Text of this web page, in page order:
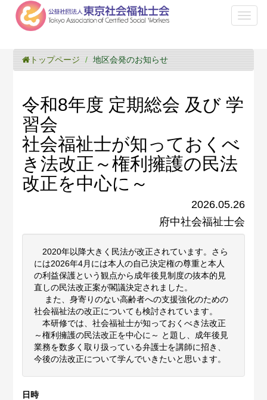
トップページ 地区会発のお知らせ
令和8年度 定期総会 及び 学
習会
社会福祉士が知っておくべ
き法改正～権利擁護の民法
改正を中心に～
2026.05.26
府中社会福祉士会
2020年以降大きく民法が改正されています。さら
には2026年4月には本人の自己決定権の尊重と本人
の利益保護という観点から成年後見制度の抜本的見
直しの民法改正案が閣議決定されました。
また、身寄りのない高齢者への支援強化のための
社会福祉法の改正についても検討されています。
本研修では、社会福祉士が知っておくべき法改正
～権利擁護の民法改正を中心に～ と題し、成年後見
業務を数多く取り扱っている弁護士を講師に招き、
今後の法改正について学んでいきたいと思います。
日時